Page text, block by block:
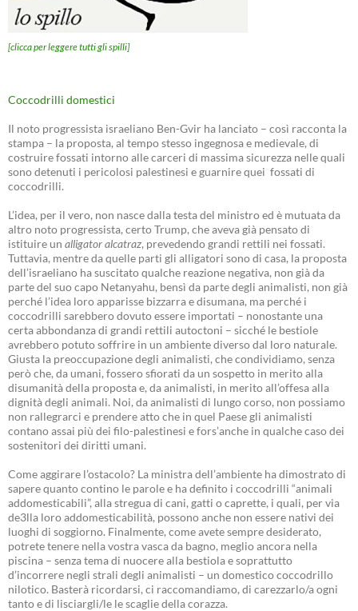
[clicca per leggere tutti gli spilli]
Coccodrilli domestici
Il noto progressista israeliano Ben-Gvir ha lanciato – così racconta la
stampa – la proposta, al tempo stesso ingegnosa e medievale, di
costruire fossati intorno alle carceri di massima sicurezza nelle quali
sono detenuti i pericolosi palestinesi e guarnire quei fossati di
coccodrilli.
L’idea, per il vero, non nasce dalla testa del ministro ed è mutuata da
altro noto progressista, certo Trump, che aveva già pensato di
istituire un alligator alcatraz, prevedendo grandi rettili nei fossati.
Tuttavia, mentre da quelle parti gli alligatori sono di casa, la proposta
dell’israeliano ha suscitato qualche reazione negativa, non già da
parte del suo capo Netanyahu, bensì da parte degli animalisti, non già
perché l’idea loro apparisse bizzarra e disumana, ma perché i
coccodrilli sarebbero dovuto essere importati – nonostante una
certa abbondanza di grandi rettili autoctoni – sicché le bestiole
avrebbero potuto soffrire in un ambiente diverso dal loro naturale.
Giusta la preoccupazione degli animalisti, che condividiamo, senza
però che, da umani, fossero sfiorati da un sospetto in merito alla
disumanità della proposta e, da animalisti, in merito all’offesa alla
dignità degli animali. Noi, da animalisti di lungo corso, non possiamo
non rallegrarci e prendere atto che in quel Paese gli animalisti
contano assai più dei filo-palestinesi e fors’anche in qualche caso dei
sostenitori dei diritti umani.
Come aggirare l’ostacolo? La ministra dell’ambiente ha dimostrato di
sapere quanto contino le parole e ha definito i coccodrilli “animali
addomesticabili”, alla stregua di cani, gatti o caprette, i quali, per via
de3lla loro addomesticabilità, possono anche non essere nativi dei
luoghi di soggiorno. Finalmente, come avete sempre desiderato,
potrete tenere nella vostra vasca da bagno, meglio ancora nella
piscina – senza tema di nuocere alla bestiola e soprattutto
d’incorrere negli strali degli animalisti – un domestico coccodrillo
nilotico. Basterà ricordarsi, ci raccomandiamo, di carezzarlo/a ogni
tanto e di lisciargli/le le scaglie della corazza.